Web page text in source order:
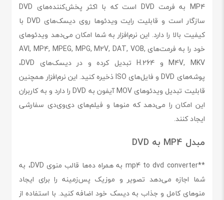
MP4 به فرمت DVD است که با اکثر پخش‌کننده‌های DVD
سازگار است و قابلیت رایت ویدئوها روی دیسک‌های DVD با
کیفیت بالا را دارد. این نرم‌افزار به شما امکان می‌دهد ویدئوهای
خود را به فرمت‌های AVI, MP4, MPEG, MPG, M2V, DAT, VOB,
M4V, MKV و H.264 تبدیل کرده و در دیسک‌های DVD،
پوشه‌های DVD و فایل‌های ISO ذخیره کنید. این نرم‌افزار همچنین
قابلیت تبدیل ویدئوهای MOV آیفون به DVD را دارد و به کاربران
این امکان را می‌دهد که منوها و فیلم‌های دی‌وی‌دی سفارشی
ایجاد کنند.
مبدل MP4 به DVD
**mp4 to dvd converter به همراه ده‌ها قالب منوی DVD، به
شما اجازه می‌دهد تصویر و موزیک پس‌زمینه را برای ایجاد
منوهای کامل و جذاب به دیسک خود اضافه کنید. با استفاده از